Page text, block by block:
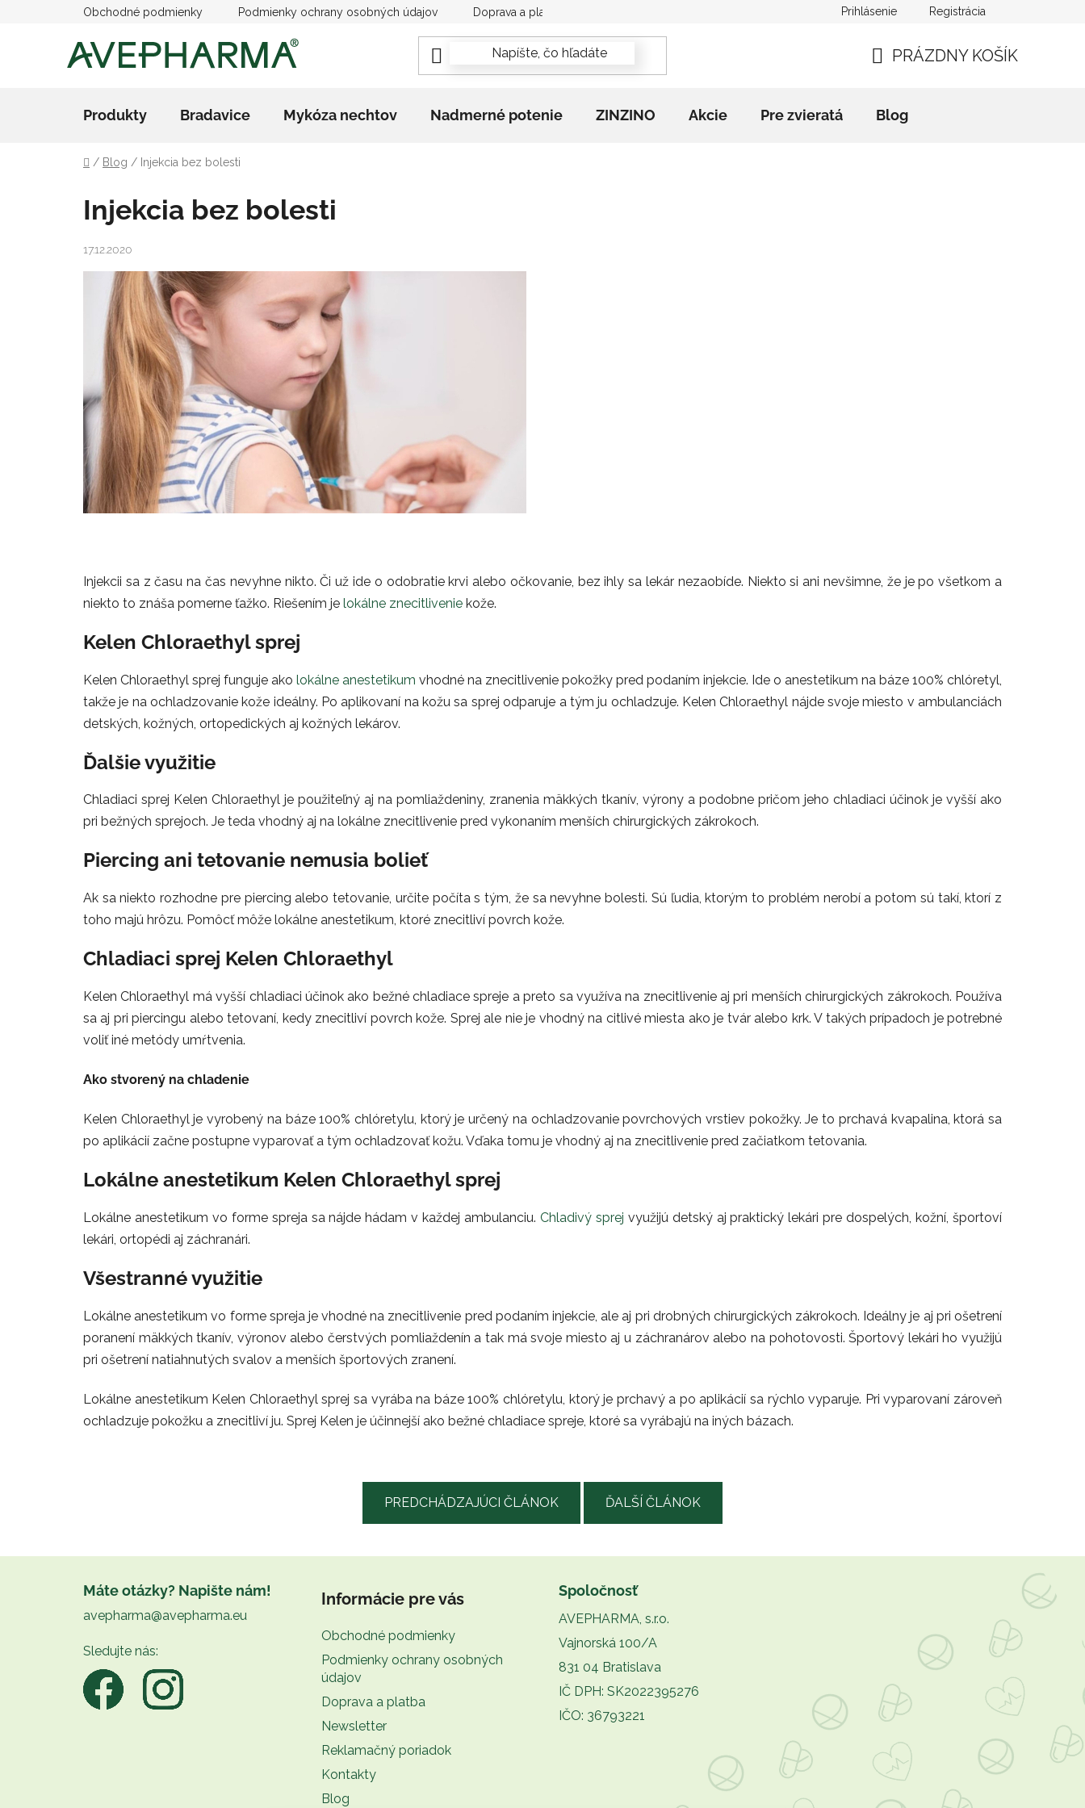
Obchodné podmienky Podmienky ochrany osobných údajov Doprava a platba Kontakty Blog Slovník pojmov
Prihlásenie Registrácia
KOŠÍK
PRÁZDNY KOŠÍK
Produkty Bradavice Mykóza nechtov Nadmerné potenie ZINZINO Akcie Pre zvieratá Blog
Domov
/ Blog / Injekcia bez bolesti
Injekcia bez bolesti
17.12.2020
Injekcii sa z času na čas nevyhne nikto. Či už ide o odobratie krvi alebo očkovanie, bez ihly sa lekár nezaobíde. Niekto si ani nevšimne, že je po všetkom a
niekto to znáša pomerne ťažko. Riešením je lokálne znecitlivenie kože.
Kelen Chloraethyl sprej
Kelen Chloraethyl sprej funguje ako lokálne anestetikum vhodné na znecitlivenie pokožky pred podaním injekcie. Ide o anestetikum na báze 100% chlóretyl,
takže je na ochladzovanie kože ideálny. Po aplikovaní na kožu sa sprej odparuje a tým ju ochladzuje. Kelen Chloraethyl nájde svoje miesto v ambulanciách
detských, kožných, ortopedických aj kožných lekárov.
Ďalšie využitie
Chladiaci sprej Kelen Chloraethyl je použiteľný aj na pomliaždeniny, zranenia mäkkých tkanív, výrony a podobne pričom jeho chladiaci účinok je vyšší ako
pri bežných sprejoch. Je teda vhodný aj na lokálne znecitlivenie pred vykonaním menších chirurgických zákrokoch.
Piercing ani tetovanie nemusia bolieť
Ak sa niekto rozhodne pre piercing alebo tetovanie, určite počíta s tým, že sa nevyhne bolesti. Sú ľudia, ktorým to problém nerobí a potom sú takí, ktorí z
toho majú hrôzu. Pomôcť môže lokálne anestetikum, ktoré znecitliví povrch kože.
Chladiaci sprej Kelen Chloraethyl
Kelen Chloraethyl má vyšší chladiaci účinok ako bežné chladiace spreje a preto sa využíva na znecitlivenie aj pri menších chirurgických zákrokoch. Používa
sa aj pri piercingu alebo tetovaní, kedy znecitliví povrch kože. Sprej ale nie je vhodný na citlivé miesta ako je tvár alebo krk. V takých prípadoch je potrebné
voliť iné metódy umŕtvenia.
Ako stvorený na chladenie
Kelen Chloraethyl je vyrobený na báze 100% chlóretylu, ktorý je určený na ochladzovanie povrchových vrstiev pokožky. Je to prchavá kvapalina, ktorá sa
po aplikácií začne postupne vyparovať a tým ochladzovať kožu. Vďaka tomu je vhodný aj na znecitlivenie pred začiatkom tetovania.
Lokálne anestetikum Kelen Chloraethyl sprej
Lokálne anestetikum vo forme spreja sa nájde hádam v každej ambulanciu. Chladivý sprej využijú detský aj praktický lekári pre dospelých, kožní, športoví
lekári, ortopédi aj záchranári.
Všestranné využitie
Lokálne anestetikum vo forme spreja je vhodné na znecitlivenie pred podaním injekcie, ale aj pri drobných chirurgických zákrokoch. Ideálny je aj pri ošetrení
poranení mäkkých tkanív, výronov alebo čerstvých pomliaždenín a tak má svoje miesto aj u záchranárov alebo na pohotovosti. Športový lekári ho využijú
pri ošetrení natiahnutých svalov a menších športových zranení.
Lokálne anestetikum Kelen Chloraethyl sprej sa vyrába na báze 100% chlóretylu, ktorý je prchavý a po aplikácií sa rýchlo vyparuje. Pri vyparovaní zároveň
ochladzuje pokožku a znecitliví ju. Sprej Kelen je účinnejší ako bežné chladiace spreje, ktoré sa vyrábajú na iných bázach.
PREDCHÁDZAJÚCI ČLÁNOK ĎALŠÍ ČLÁNOK
Máte otázky? Napište nám!
avepharma@avepharma.eu
Sledujte nás:
Informácie pre vás
Obchodné podmienky
Podmienky ochrany osobných
údajov
Doprava a platba
Newsletter
Reklamačný poriadok
Kontakty
Blog
Spoločnosť
AVEPHARMA, s.r.o.
Vajnorská 100/A
831 04 Bratislava
IČ DPH: SK2022395276
IČO: 36793221